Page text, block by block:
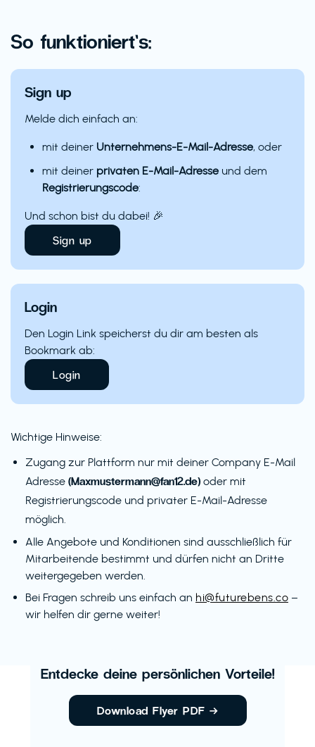
So funktioniert’s:
Sign up
Melde dich einfach an:
mit deiner Unternehmens-E-Mail-Adresse, oder
mit deiner privaten E-Mail-Adresse und dem
Registrierungscode:
Und schon bist du dabei! 🎉
Sign up
Login
Den Login Link speicherst du dir am besten als
Bookmark ab:
Login
Wichtige Hinweise:
Zugang zur Plattform nur mit deiner Company E-Mail
Adresse (Maxmustermann@fan12.de) oder mit
Registrierungscode und privater E-Mail-Adresse
möglich.
Alle Angebote und Konditionen sind ausschließlich für
Mitarbeitende bestimmt und dürfen nicht an Dritte
weitergegeben werden.
Bei Fragen schreib uns einfach an hi@futurebens.co –
wir helfen dir gerne weiter!
Entdecke deine persönlichen Vorteile!
Download Flyer PDF →